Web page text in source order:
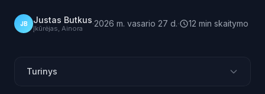
JB Justas Butkus
Įkūrėjas, Ainora ·2026 m. vasario 27 d.· 12 min skaitymo
Turinys